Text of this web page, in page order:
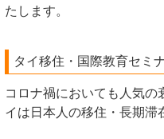
たします。
タイ移住・国際教育セミ
コロナ禍においても人気の
イは日本人の移住・長期滞